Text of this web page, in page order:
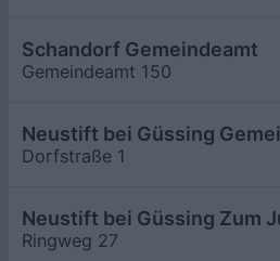
Schandorf Gemeindeamt
Gemeindeamt 150
Neustift bei Güssing
Dorfstraße 1
Neustift bei Güssing Zum
Ringweg 27